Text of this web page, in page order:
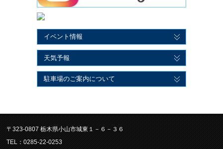
イベント情報
天気予報
駐車場のご案内について
〒323-0807 栃木県小山市城東１－６－３６
TEL：0285-22-0253